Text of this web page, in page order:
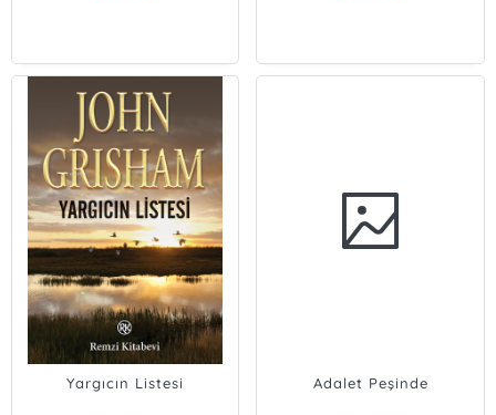
Yargıcın Listesi Adalet Peşinde